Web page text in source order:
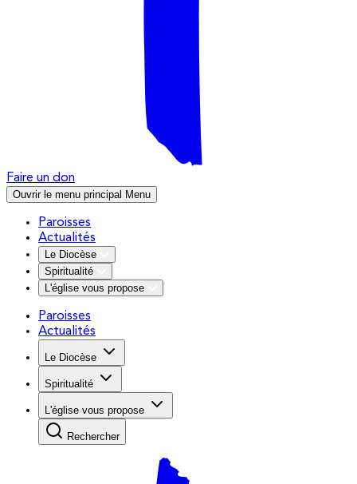
Faire un don
Ouvrir le menu principal Menu
Paroisses
Actualités
Le Diocèse
Spiritualité
L'église vous propose
Paroisses
Actualités
Le Diocèse
Spiritualité
L'église vous propose
Rechercher